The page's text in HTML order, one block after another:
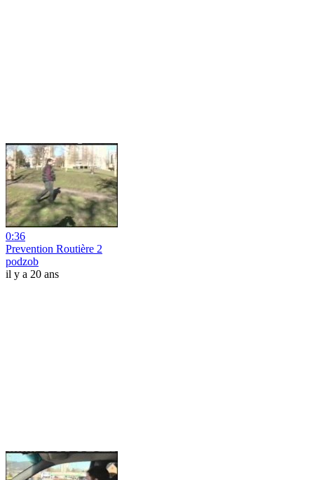
0:36
Prevention Routière 2
podzob
il y a 20 ans